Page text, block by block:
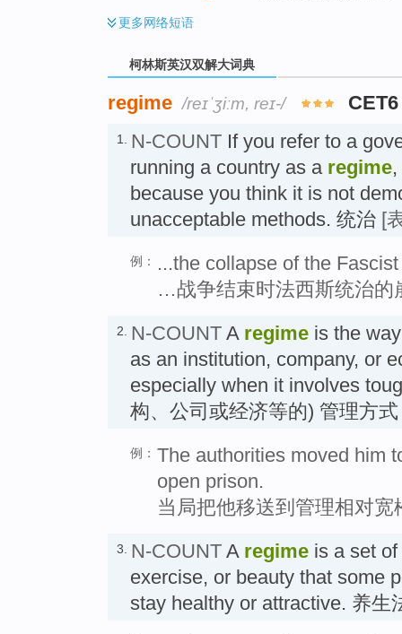
更多网络短语
柯林斯英汉双解大词典
regime /reɪˈʒiːm, reɪ-/
1. N-COUNT If you refer to a
running a country as a regime
because you think it is not
unacceptable methods. 统治 [
例：
...the collapse of the
…战争结束时法西斯统治的
2. N-COUNT A regime is the
as an institution, company, or
especially when it involves
构、公司或经济等的) 管理方式
例： The authorities moved him
open prison.
当局把他移送到管理相对
3. N-COUNT A regime is a set
exercise, or beauty that some
stay healthy or attractive. 养生